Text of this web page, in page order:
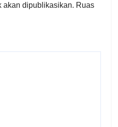
akan dipublikasikan. Ruas